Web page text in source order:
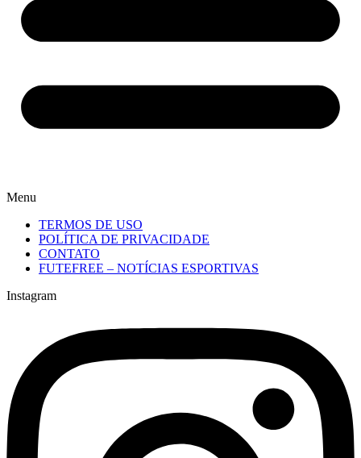
Menu
TERMOS DE USO
POLÍTICA DE PRIVACIDADE
CONTATO
FUTEFREE – NOTÍCIAS ESPORTIVAS
Instagram